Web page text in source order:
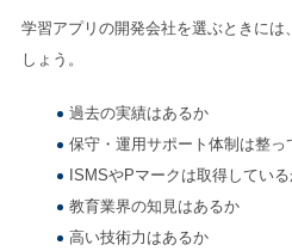
学習アプリの開発会社を選ぶときには
しょう。
過去の実績はあるか
保守・運用サポート体制は整っ
ISMSやPマークは取得してい
教育業界の知見はあるか
高い技術力はあるか